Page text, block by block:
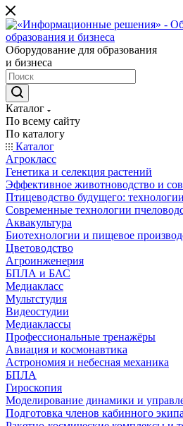
Оборудование для образования
и бизнеса
Каталог
По всему сайту
По каталогу
Каталог
Агрокласс
Генетика и селекция растений
Эффективное животноводство и
Птицеводство будущего:
Современные технологии
Аквакультура
Биотехнологии и пищевое
Цветоводство
Агроинженерия
БПЛА и БАС
Медиакласс
Мультстудия
Видеостудии
Медиаклассы
Профессиональные тренажёры
Авиация и космонавтика
Астрономия и небесная механика
БПЛА
Гироскопия
Моделирование динамики и
Подготовка членов кабинного